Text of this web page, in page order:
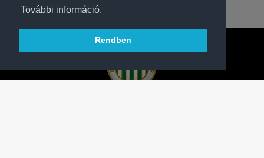
További információ.
Rendben